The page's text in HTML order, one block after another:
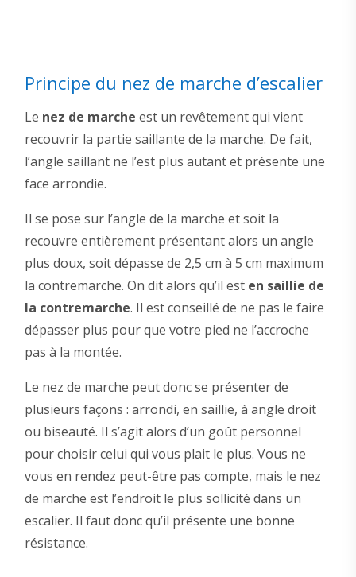
Principe du nez de marche d’escalier
Le nez de marche est un revêtement qui vient
recouvrir la partie saillante de la marche. De fait,
l’angle saillant ne l’est plus autant et présente une
face arrondie.
Il se pose sur l’angle de la marche et soit la
recouvre entièrement présentant alors un angle
plus doux, soit dépasse de 2,5 cm à 5 cm maximum
la contremarche. On dit alors qu’il est en saillie de
la contremarche. Il est conseillé de ne pas le faire
dépasser plus pour que votre pied ne l’accroche
pas à la montée.
Le nez de marche peut donc se présenter de
plusieurs façons : arrondi, en saillie, à angle droit
ou biseauté. Il s’agit alors d’un goût personnel
pour choisir celui qui vous plait le plus. Vous ne
vous en rendez peut-être pas compte, mais le nez
de marche est l’endroit le plus sollicité dans un
escalier. Il faut donc qu’il présente une bonne
résistance.